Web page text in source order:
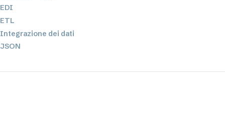
EDI
ETL
Integrazione dei dati
JSON
Soluzioni normative